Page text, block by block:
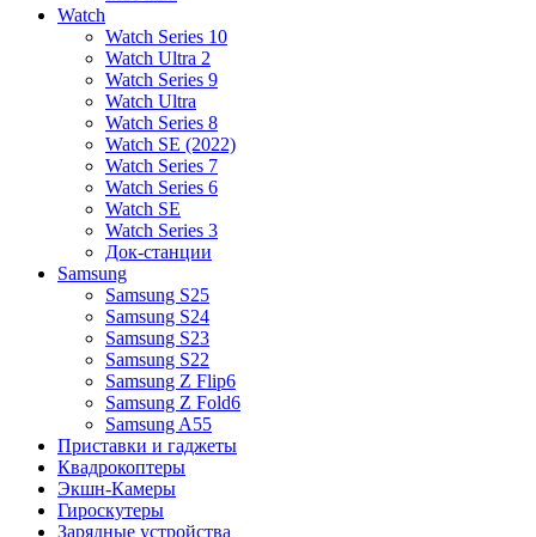
Watch
Watch Series 10
Watch Ultra 2
Watch Series 9
Watch Ultra
Watch Series 8
Watch SE (2022)
Watch Series 7
Watch Series 6
Watch SE
Watch Series 3
Док-станции
Samsung
Samsung S25
Samsung S24
Samsung S23
Samsung S22
Samsung Z Flip6
Samsung Z Fold6
Samsung A55
Приставки и гаджеты
Квадрокоптеры
Экшн-Камеры
Гироскутеры
Зарядные устройства